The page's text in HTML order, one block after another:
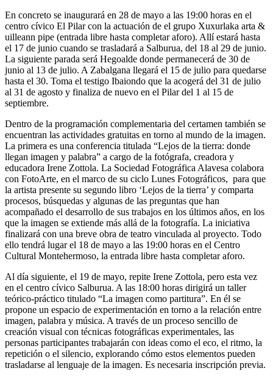
En concreto se inaugurará en 28 de mayo a las 19:00 horas en el
centro cívico El Pilarcon la actuación de el grupo Xuxurlaka arta &
uilleann pipe (entrada libre hasta completar aforo). Allí estará hasta
el 17 de junio cuando se trasladará a Salburua, del 18 al 29 de junio.
La siguiente parada será Hegoalde donde permanecerá de 30 de
junio al 13 de julio. A Zabalgana llegará el 15 de julio para quedarse
hasta el 30. Toma el testigo Ibaiondo que la acogerá del 31 de julio
al 31 de agosto y finaliza de nuevo en el Pilardel 1 al 15 de
septiembre.
Dentro de la programación complementaria del certamen también se
encuentran las actividades gratuitas en torno al mundo de la imagen.
La primera es una conferencia titulada “Lejos de la tierra: donde
llegan imagen y palabra” a cargo de la fotógrafa, creadora y
educadora Irene Zottola. La Sociedad Fotográfica Alavesa colabora
con FotoArte, en el marco de su ciclo Lunes Fotográficos, para que
la artista presente su segundo libro ‘Lejos de la tierra’ y comparta
procesos, búsquedas y algunas de las preguntas que han
acompañado el desarrollo de sus trabajos en los últimos años, en los
que la imagen se extiende más allá de la fotografía. La iniciativa
finalizará con una breve obra de teatro vinculada al proyecto. Todo
ello tendrá lugar el 18 de mayo a las 19:00 horas en el Centro
Cultural Montehermoso, la entrada libre hasta completar aforo.
Al día siguiente, el 19 de mayo, repite Irene Zottola, pero esta vez
en el centro cívico Salburua. A las 18:00 horas dirigirá un taller
teórico-práctico titulado “La imagen como partitura”. En él se
propone un espacio de experimentación en torno a la relación entre
imagen, palabra y música. A través de un proceso sencillo de
creación visual con técnicas fotográficas experimentales, las
personas participantes trabajarán con ideas como el eco, el ritmo, la
repetición o el silencio, explorando cómo estos elementos pueden
trasladarse al lenguaje de la imagen. Es necesaria inscripción previa.